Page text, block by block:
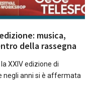
musica,
della rassegna
XXIV edizione di
negli anni si è affermata